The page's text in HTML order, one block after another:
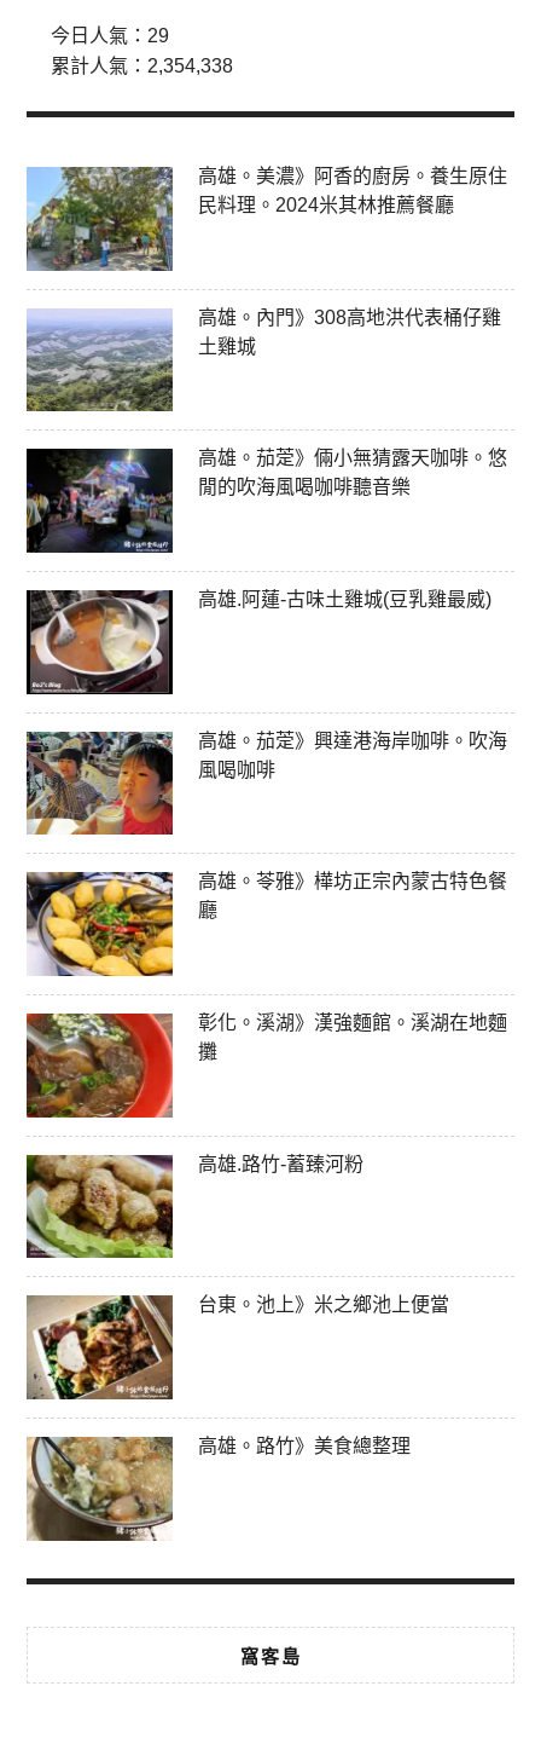
今日人氣： 29
累計人氣： 2,354,338
高雄。美濃》阿香的廚房。養生原住
民料理。2024米其林推薦餐廳
高雄。內門》308高地洪代表桶仔雞
土雞城
高雄。茄萣》倆小無猜露天咖啡。悠
閒的吹海風喝咖啡聽音樂
高雄.阿蓮-古味土雞城(豆乳雞最威)
高雄。茄萣》興達港海岸咖啡。吹海
風喝咖啡
高雄。苓雅》樺坊正宗內蒙古特色餐
廳
彰化。溪湖》漢強麵館。溪湖在地麵
攤
高雄.路竹-蓄臻河粉
台東。池上》米之鄉池上便當
高雄。路竹》美食總整理
窩客島